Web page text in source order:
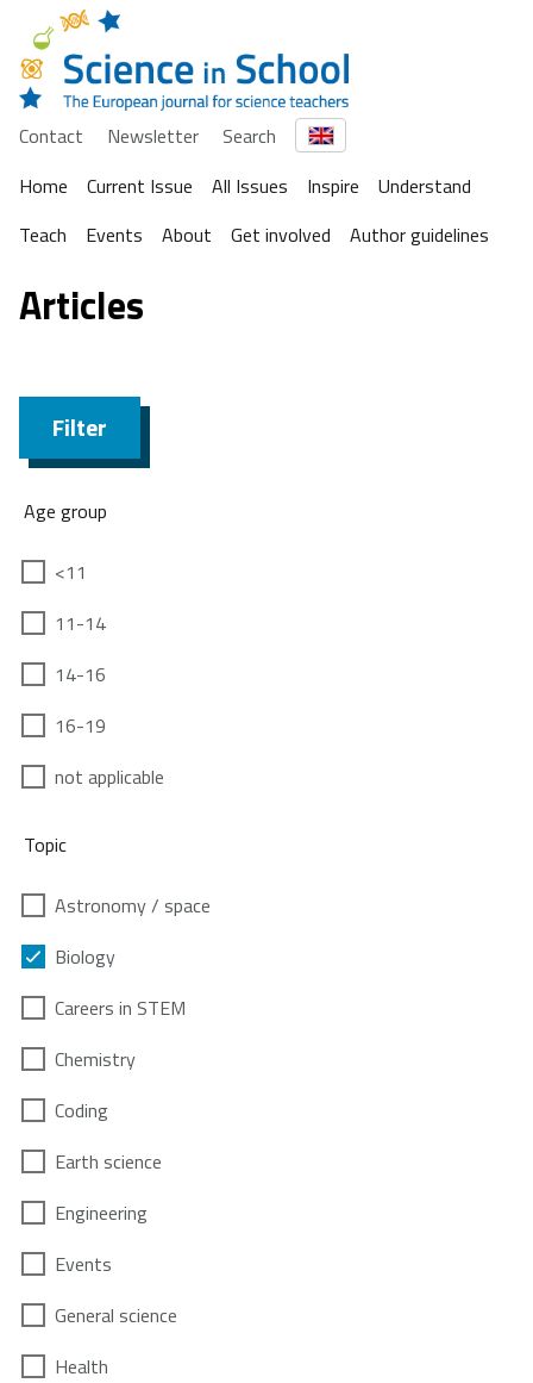
Contact Newsletter
Search
Home
Current Issue All Issues Inspire
Understand
Teach
Events About Get involved Author guidelines
Articles
Filter
Age group
<11
11-14
14-16
16-19
not applicable
Topic
Astronomy / space
Biology
Careers in STEM
Chemistry
Coding
Earth science
Engineering
Events
General science
Health